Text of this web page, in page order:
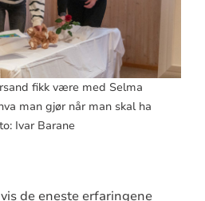
fikk være med Selma
man gjør når man skal ha
Ivar Barane
de eneste erfaringene